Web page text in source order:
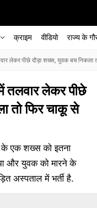
क्राइम वीडियो राज्‍य के
लेकर पीछे दौड़ा शख्स, युवक बच निकला
तलवार लेकर पीछे
तो फिर चाकू से
एक शख्स को इतना
और युवक को मारने के
अस्पताल में भर्ती है.